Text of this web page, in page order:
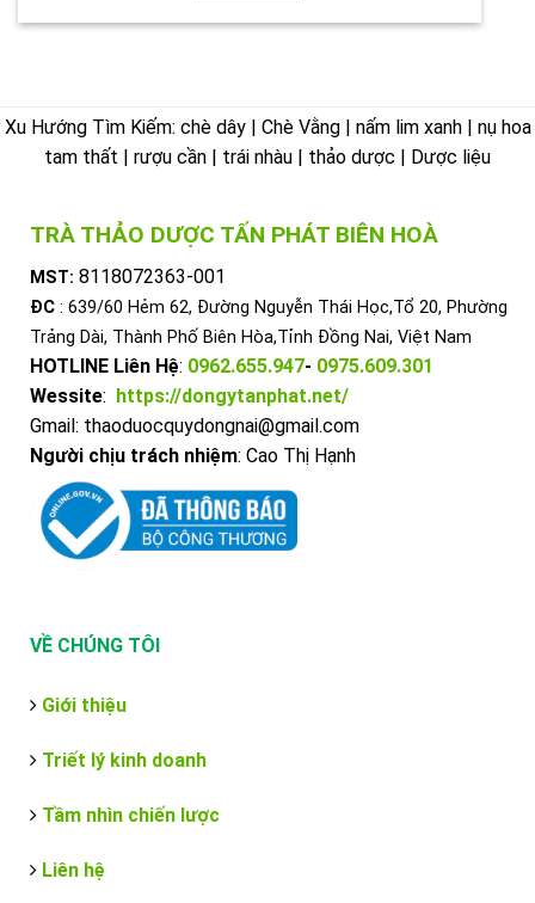
Xu Hướng Tìm Kiếm: chè dây | Chè Vằng | nấm lim xanh | nụ hoa
tam thất | rượu cần | trái nhàu | thảo dược | Dược liệu
TRÀ THẢO DƯỢC TẤN PHÁT BIÊN HOÀ
MST: 8118072363-001
ĐC : 639/60 Hẻm 62, Đường Nguyễn Thái Học,Tổ 20, Phường
Trảng Dài, Thành Phố Biên Hòa,Tỉnh Đồng Nai, Việt Nam
HOTLINE Liên Hệ: 0962.655.947- 0975.609.301
Wessite: https://dongytanphat.net/
Gmail: thaoduocquydongnai@gmail.com
Người chịu trách nhiệm: Cao Thị Hạnh
VỀ CHÚNG TÔI
Giới thiệu
Triết lý kinh doanh
Tầm nhìn chiến lược
Liên hệ